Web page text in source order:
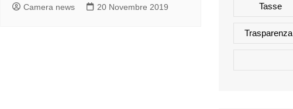
Camera news 20 Novembre 2019 Tasse
Trasparenza